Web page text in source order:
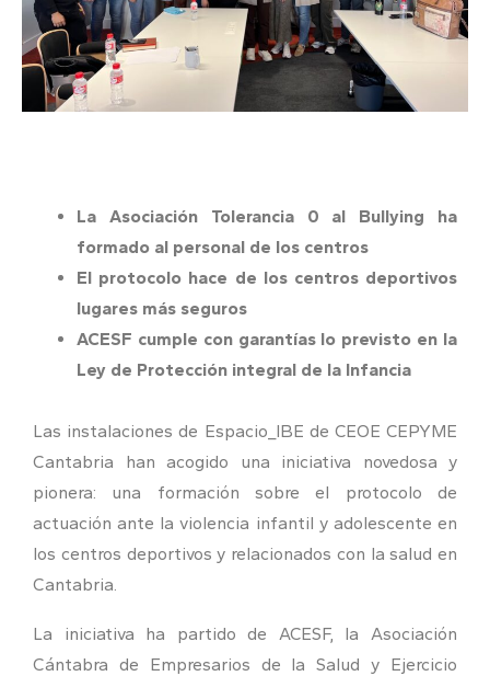
La Asociación Tolerancia 0 al Bullying ha
formado al personal de los centros
El protocolo hace de los centros deportivos
lugares más seguros
ACESF cumple con garantías lo previsto en la
Ley de Protección integral de la Infancia
Las instalaciones de Espacio_IBE de CEOE CEPYME
Cantabria han acogido una iniciativa novedosa y
pionera: una formación sobre el protocolo de
actuación ante la violencia infantil y adolescente en
los centros deportivos y relacionados con la salud en
Cantabria.
La iniciativa ha partido de ACESF, la Asociación
Cántabra de Empresarios de la Salud y Ejercicio